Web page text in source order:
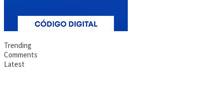
Trending
Comments
Latest